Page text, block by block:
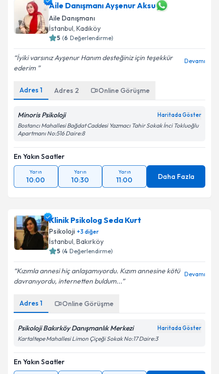
Aile Danışmanı Ayşenur Aksu
Aile Danışmanı
İstanbul, Kadıköy
5 (6 Değerlendirme)
İyiki varsınız Ayşenur Hanım desteğiniz için teşekkür
ederim ️
Devamı
Adres 1 Adres 2 Online Görüşme
Minoris Psikoloji Haritada Göster
Bostancı Mahallesi Bağdat Caddesi Yazmacı Tahir Sokak İnci Tokluoğlu
Apartmanı No:516 Daire:8
En Yakın Saatler
Yarın
10:00
Yarın
10:30
Yarın
11:00 Daha Fazla
Klinik Psikolog Seda Kurt
Psikoloji +3 diğer
İstanbul, Bakırköy
5 (4 Değerlendirme)
Kızımla annesi hiç anlaşamıyordu. Kızım annesine kötü
davranıyordu, internetten buldum...
Devamı
Adres 1 Online Görüşme
Psikoloji Bakırköy Danışmanlık Merkezi Haritada Göster
Kartaltepe Mahallesi Limon Çiçeği Sokak No:17 Daire:3
En Yakın Saatler